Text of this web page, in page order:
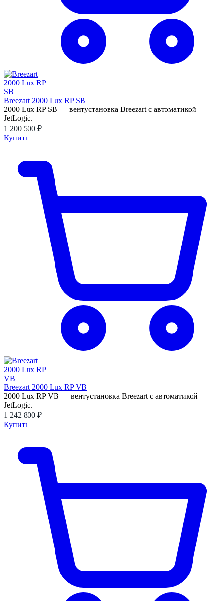
Breezart 2000 Lux RP SB
2000 Lux RP SB — вентустановка Breezart с автоматикой
JetLogic.
1 200 500 ₽
Купить
Breezart 2000 Lux RP VB
2000 Lux RP VB — вентустановка Breezart с автоматикой
JetLogic.
1 242 800 ₽
Купить